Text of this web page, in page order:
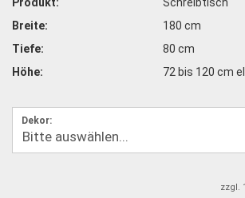
Breite:
180 cm
Tiefe:
80 cm
Höhe:
72 bis 120 cm
Dekor:
zzgl.